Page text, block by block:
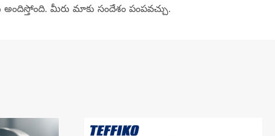
మీరు మాకు సందేశం పంపవచ్చు.